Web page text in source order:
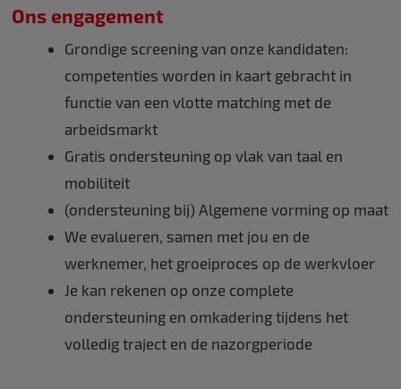
Ons engagement
Grondige screening van onze kandidaten:
competenties worden in kaart gebracht in
functie van een vlotte matching met de
arbeidsmarkt
Gratis ondersteuning op vlak van taal en
mobiliteit
(ondersteuning bij) Algemene vorming op maat
We evalueren, samen met jou en de
werknemer, het groeiproces op de werkvloer
Je kan rekenen op onze complete
ondersteuning en omkadering tijdens het
volledig traject en de nazorgperiode